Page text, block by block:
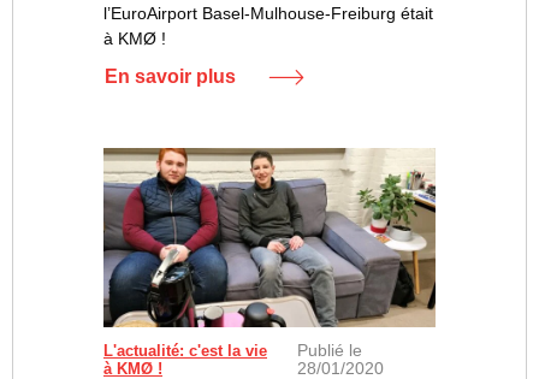
l’EuroAirport Basel-Mulhouse-Freiburg était
à KMØ !
En savoir plus
L'actualité: c'est la vie
à KMØ !
Publié le
28/01/2020